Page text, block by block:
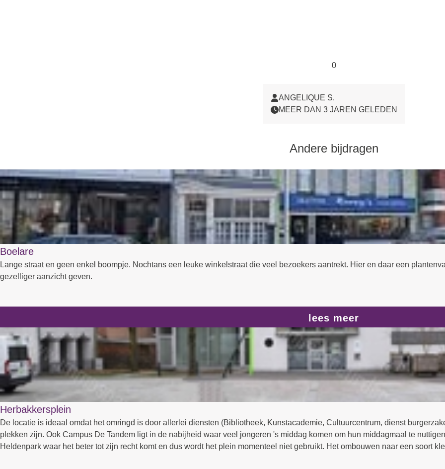
0
ANGELIQUE S.
MEER DAN 3 JAREN GELEDEN
Andere bijdragen
Boelare
Lange straat en geen enkel boompje. Nochtans een leuke winkelstraat die veel bezoekers aantrekt. Hier en daar een
gezelliger aanzicht geven.
lees meer
Herbakkersplein
De locatie is ideaal omdat het omringd is door allerlei diensten (Bibliotheek, Kunstacademie, Cultuurcentrum, dienst
plekken zijn. Ook Campus De Tandem ligt in de nabijheid waar veel jongeren 's middag komen om hun middagmaal te
Heldenpark waar het beter tot zijn recht komt en dus wordt het plein momenteel niet gebruikt. Het ombouwen naar een soort klein park met bomen, gras en andere flora zou ideaal zijn om er
op zonnige dagen te genieten. Al dan niet met een boek uit de bib, om creativiteit op te doen voor de lessen in de